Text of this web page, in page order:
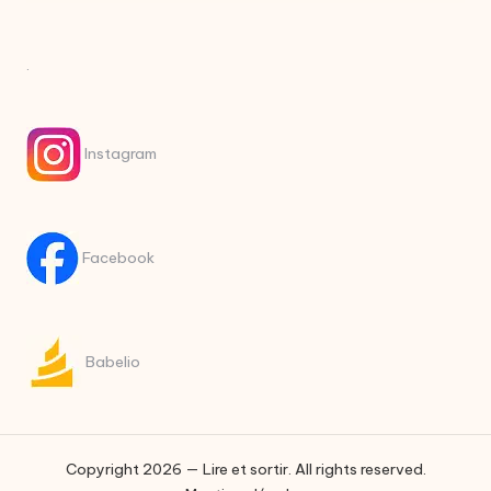
.
Instagram
Facebook
Babelio
Copyright 2026 — Lire et sortir. All rights reserved.